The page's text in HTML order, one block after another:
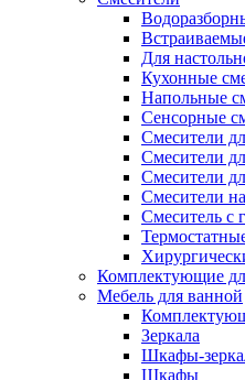
Для
Кухонные
Напольные
Сенсорные
Смесители
Смесители
Смесители
Смесители
Смеситель с
Комплектующие
Мебель для ванной
Зеркала
Шкафы-
Шкафы